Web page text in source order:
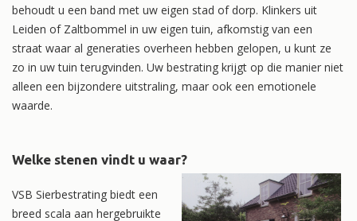
behoudt u een band met uw eigen stad of dorp. Klinkers uit
Leiden of Zaltbommel in uw eigen tuin, afkomstig van een
straat waar al generaties overheen hebben gelopen, u kunt ze
zo in uw tuin terugvinden. Uw bestrating krijgt op die manier niet
alleen een bijzondere uitstraling, maar ook een emotionele
waarde.
Welke stenen vindt u waar?
VSB Sierbestrating biedt een
breed scala aan hergebruikte